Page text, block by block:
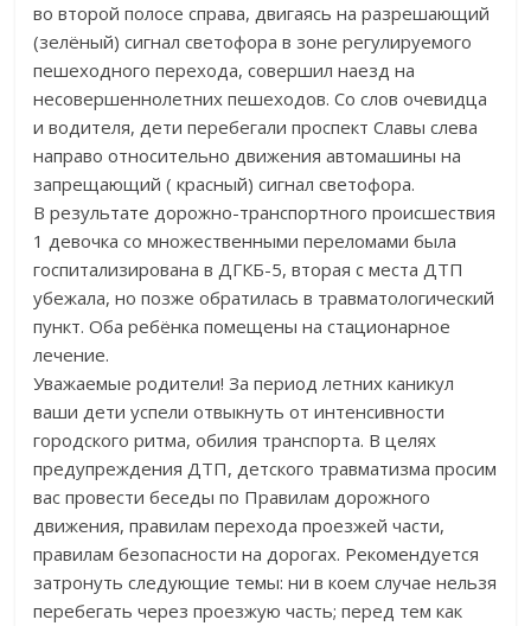
во второй полосе справа, двигаясь на разрешающий
(зелёный) сигнал светофора в зоне регулируемого
пешеходного перехода, совершил наезд на
несовершеннолетних пешеходов. Со слов очевидца
и водителя, дети перебегали проспект Славы слева
направо относительно движения автомашины на
запрещающий ( красный) сигнал светофора.
В результате дорожно-транспортного происшествия
1 девочка со множественными переломами была
госпитализирована в ДГКБ-5, вторая с места ДТП
убежала, но позже обратилась в травматологический
пункт. Оба ребёнка помещены на стационарное
лечение.
Уважаемые родители! За период летних каникул
ваши дети успели отвыкнуть от интенсивности
городского ритма, обилия транспорта. В целях
предупреждения ДТП, детского травматизма просим
вас провести беседы по Правилам дорожного
движения, правилам перехода проезжей части,
правилам безопасности на дорогах. Рекомендуется
затронуть следующие темы: ни в коем случае нельзя
перебегать через проезжую часть; перед тем как